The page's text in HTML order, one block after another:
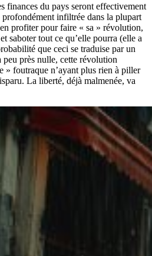
finances du pays seront effectivement
profondément infiltrée dans la plupart
profiter pour faire « sa » révolution,
saboter tout ce qu’elle pourra (elle a
que ceci se traduise par un
peu près nulle, cette révolution
» foutraque n’ayant plus rien à piller
La liberté, déjà malmenée, va